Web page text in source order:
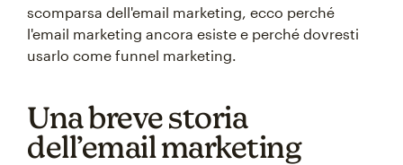
scomparsa dell'email marketing, ecco perché
l'email marketing ancora esiste e perché dovresti
usarlo come funnel marketing.
Una breve storia
dell’email marketing